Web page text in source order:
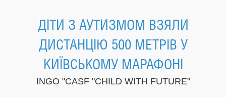
ДІТИ З АУТИЗМОМ ВЗЯЛИ
ДИСТАНЦІЮ 500 МЕТРІВ У
КИЇВСЬКОМУ МАРАФОНІ
INGO "CASF "CHILD WITH FUTURE"